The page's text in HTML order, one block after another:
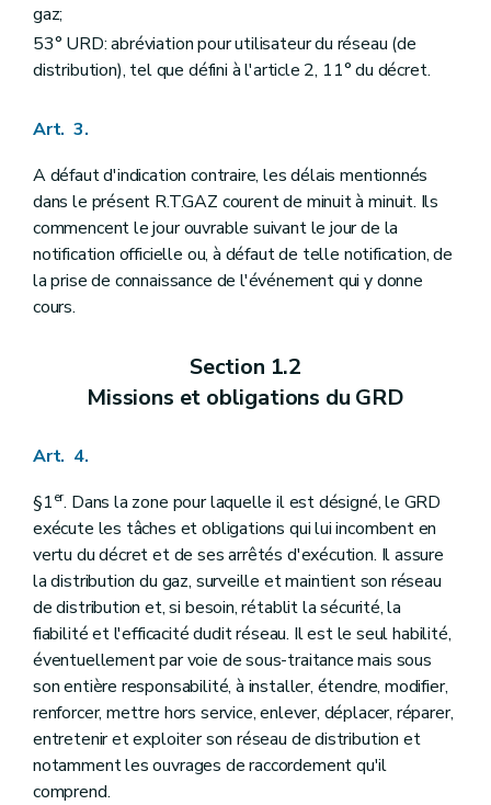
gaz;
53° URD: abréviation pour utilisateur du réseau (de
distribution), tel que défini à l'article 2, 11° du décret.
Art. 3.
A défaut d'indication contraire, les délais mentionnés
dans le présent R.T.GAZ courent de minuit à minuit. Ils
commencent le jour ouvrable suivant le jour de la
notification officielle ou, à défaut de telle notification, de
la prise de connaissance de l'événement qui y donne
cours.
Section 1.2
Missions et obligations du GRD
Art. 4.
§1er. Dans la zone pour laquelle il est désigné, le GRD
exécute les tâches et obligations qui lui incombent en
vertu du décret et de ses arrêtés d'exécution. Il assure
la distribution du gaz, surveille et maintient son réseau
de distribution et, si besoin, rétablit la sécurité, la
fiabilité et l'efficacité dudit réseau. Il est le seul habilité,
éventuellement par voie de sous-traitance mais sous
son entière responsabilité, à installer, étendre, modifier,
renforcer, mettre hors service, enlever, déplacer, réparer,
entretenir et exploiter son réseau de distribution et
notamment les ouvrages de raccordement qu'il
comprend.